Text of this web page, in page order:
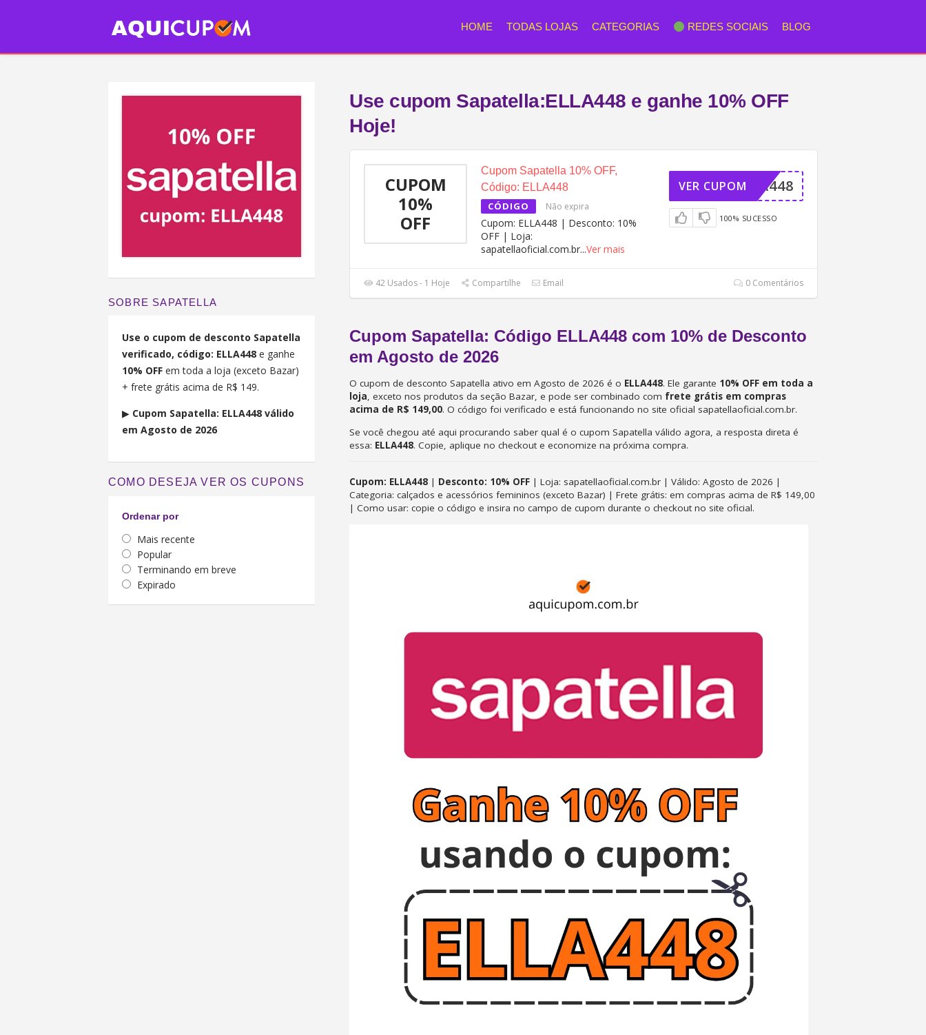
HOME TODAS LOJAS CATEGORIAS REDES SOCIAIS BLOG
Use cupom Sapatella:ELLA448 e ganhe 10% OFF
Hoje!
CUPOM
10%
OFF
Cupom Sapatella 10% OFF,
Código: ELLA448
CÓDIGO Não expira
Cupom: ELLA448 | Desconto: 10%
OFF | Loja:
sapatellaoficial.com.br...Ver mais
ELLA448
VER CUPOM
100% SUCESSO
42 Usados - 1 Hoje Compartilhe Email 0 Comentários
Cupom Sapatella: Código ELLA448 com 10% de Desconto
em Agosto de 2026
O cupom de desconto Sapatella ativo em Agosto de 2026 é o ELLA448. Ele garante 10% OFF em toda a
loja, exceto nos produtos da seção Bazar, e pode ser combinado com frete grátis em compras
acima de R$ 149,00. O código foi verificado e está funcionando no site oficial sapatellaoficial.com.br.
Se você chegou até aqui procurando saber qual é o cupom Sapatella válido agora, a resposta direta é
essa: ELLA448. Copie, aplique no checkout e economize na próxima compra.
Cupom: ELLA448 | Desconto: 10% OFF | Loja: sapatellaoficial.com.br | Válido: Agosto de 2026 |
Categoria: calçados e acessórios femininos (exceto Bazar) | Frete grátis: em compras acima de R$ 149,00
| Como usar: copie o código e insira no campo de cupom durante o checkout no site oficial.
SOBRE SAPATELLA
Use o cupom de desconto Sapatella
verificado, código: ELLA448 e ganhe
10% OFF em toda a loja (exceto Bazar)
+ frete grátis acima de R$ 149.
▶︎ Cupom Sapatella: ELLA448 válido
em Agosto de 2026
COMO DESEJA VER OS CUPONS
Ordenar por
Mais recente
Popular
Terminando em breve
Expirado